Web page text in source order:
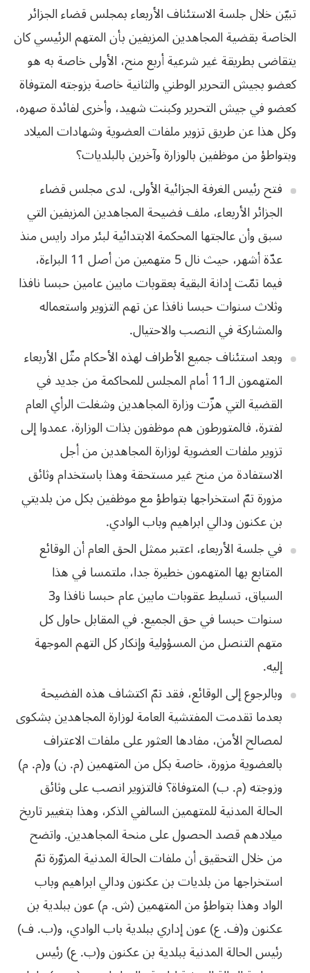
تبيّن خلال جلسة الاستئناف الأربعاء بمجلس قضاء الجزائر
الخاصة بقضية المجاهدين المزيفين بأن المتهم الرئيسي كان
يتقاضى بطريقة غير شرعية أربع منح، الأولى خاصة به هو
كعضو بجيش التحرير الوطني والثانية خاصة بزوجته المتوفاة
كعضو في جيش التحرير وكبنت شهيد، وأخرى لفائدة صهره،
وكل هذا عن طريق تزوير ملفات العضوية وشهادات الميلاد
وبتواطؤ من موظفين بالوزارة وآخرين بالبلديات؟
فتح رئيس الغرفة الجزائية الأولى، لدى مجلس قضاء
الجزائر الأربعاء، ملف فضيحة المجاهدين المزيفين التي
سبق وأن عالجتها المحكمة الابتدائية لبئر مراد رايس منذ
عدّة أشهر، حيث نال 5 متهمين من أصل 11 البراءة،
فيما تمّت إدانة البقية بعقوبات مابين عامين حبسا نافذا
وثلاث سنواتحبسانافذاعنتهمالتزويرواستعماله
والمشاركةفيالنصبوالاحتيال.
وبعد استئناف جميع الأطراف لهذه الأحكام مثّل الأربعاء
المتهمون الـ11 أمام المجلس للمحاكمة من جديد في
القضية التي هزّت وزارة المجاهدين وشغلت الرأي العام
لفترة، فالمتورطون هم موظفون بذات الوزارة، عمدوا إلى
تزوير ملفات العضوية لوزارة المجاهدين من أجل
الاستفادة من منحغيرمستحقةوهذاباستخداموثائق
مزورةتمّاستخراجهابتواطؤمعموظفينبكلمنبلديتي
بنعكنونوداليابراهيموبابالوادي.
في جلسة الأربعاء، اعتبر ممثل الحق العام أن الوقائع
المتابع بها المتهمون خطيرة جدا، ملتمسا في هذا
السياق، تسليط عقوبات مابين عام حبسا نافذا و3
سنوات حبسا في حق الجميع. في المقابل حاول كل
متهم التنصل من المسؤولية وإنكار كل التهم الموجهة
إليه.
وبالرجوع إلى الوقائع، فقد تمّ اكتشاف هذه الفضيحة
بعدما تقدمت المفتشية العامة لوزارة المجاهدين بشكوى
لمصالح الأمن، مفادها العثور على ملفات الاعتراف
بالعضوية مزورة، خاصة بكل من المتهمين (م. ن) و(م. م)
وزوجته (م. ب) المتوفاة؟ فالتزوير انصب على وثائق
الحالة المدنية للمتهمين السالفي الذكر، وهذا بتغيير تاريخ
ميلادهم قصد الحصول على منحة المجاهدين. واتضح
من خلال التحقيق أن ملفات الحالة المدنية المزوّرة تمّ
استخراجها من بلديات بن عكنون ودالي ابراهيم وباب
الواد وهذا بتواطؤ من المتهمين (ش. م) عون ببلدية بن
عكنون و(ف. ع) عون إداري ببلدية باب الوادي، و(ب. ف)
رئيس الحالة المدنية ببلدية بن عكنون و(ب. ع) رئيس